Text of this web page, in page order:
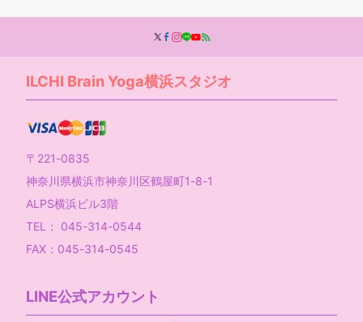
ILCHI Brain Yoga横浜スタジオ
〒221-0835
神奈川県横浜市神奈川区鶴屋町1-8-1
ALPS横浜ビル3階
TEL： 045-314-0544
FAX：045-314-0545
LINE公式アカウント